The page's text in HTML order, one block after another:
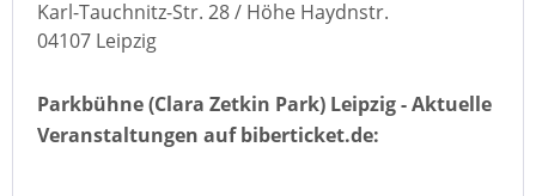
Karl-Tauchnitz-Str. 28 / Höhe Haydnstr.
04107 Leipzig
Parkbühne (Clara Zetkin Park) Leipzig - Aktuelle
Veranstaltungen auf biberticket.de: